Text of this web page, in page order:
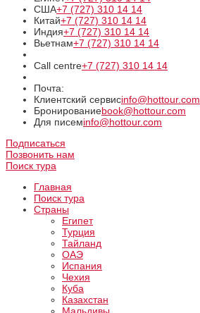
США+7 (727) 310 14 14
Китай+7 (727) 310 14 14
Индия+7 (727) 310 14 14
Вьетнам+7 (727) 310 14 14
Call centre+7 (727) 310 14 14
Почта:
Клиентский сервисinfo@hottour.com
Бронированиеbook@hottour.com
Для писемinfo@hottour.com
Подписаться
Позвонить нам
Поиск тура
Главная
Поиск тура
Страны
Египет
Турция
Тайланд
ОАЭ
Испания
Чехия
Куба
Казахстан